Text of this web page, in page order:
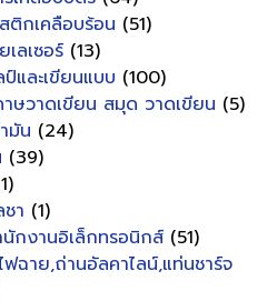
ติกเคลือบร้อน (51)
ลเซอร์ (13)
และเขียนแบบ (100)
าษวาดเขียน สมุด วาดเขียน (5)
มัน (24)
(39)
า (1)
กงานอิเล็กทรอนิกส์ (51)
ฟฉาย,ถ่านอัลคาไลน์,แท่นชาร์จ